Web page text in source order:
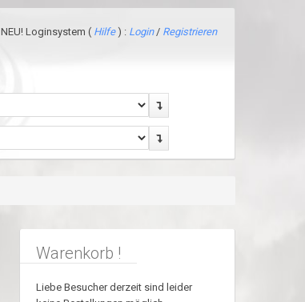
NEU! Loginsystem ( Hilfe) : Login/ Registrieren
Warenkorb !
Liebe Besucher derzeit sind leider